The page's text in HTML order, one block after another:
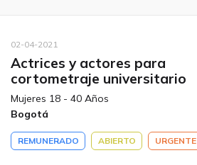
02-04-2021
Actrices y actores para
cortometraje universitario
Mujeres 18 - 40 Años
Bogotá
REMUNERADO ABIERTO URGENTE